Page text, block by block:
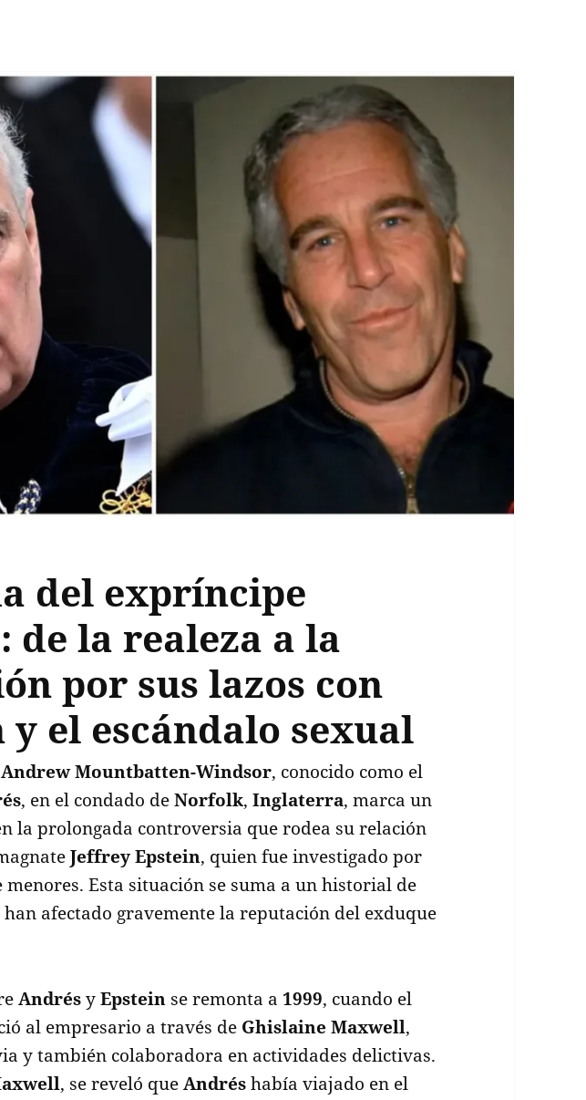
del expríncipe
de la realeza a la
por sus lazos con
y el escándalo sexual
Andrew Mountbatten-Windsor, conocido como el
, en el condado deNorfolk,Inglaterra, marca un
la prolongada controversia que rodea su relación
Jeffrey Epstein, quien fue investigado por
Esta situación se suma a un historial de
han afectado gravemente la reputación del exduque
AndrésyEpstein se remonta a 1999, cuando el
al empresario a través de Ghislaine Maxwell,
y también colaboradora en actividades delictivas.
, se reveló queAndréshabía viajado en el